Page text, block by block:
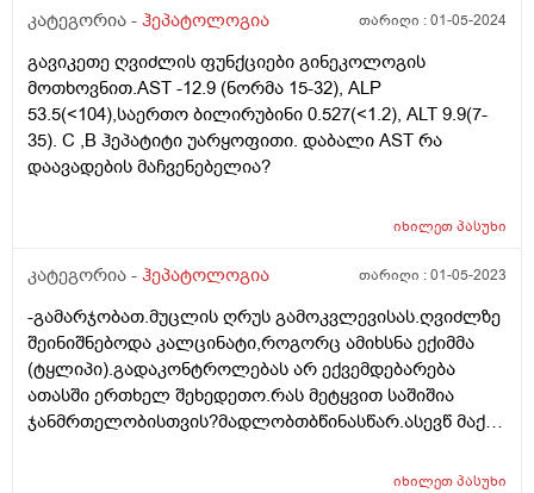
ფუნქციური სინჯები alt 17.5 - n 10-40. alp 58 n <129. ast
სისხლის საერთო ანალიზშიც ყველაფერი წესრიგშია.
მხოლოდ ერითროციტებია ოდნავ დაბალი 4.48 n4.5-5.9
მარჯვენა ფერდქვეშა არეში, ხანდახან თითქოს
უსიამოვნო შეგრძნებასავით მაქვს... რომელიც
მენჯისკენ გადაეცამა თითქოს. რამდენად
დავასრულე კურსი, მქონდა გასტრიტი, და წყლულები).
კატეგორია - ჰეპატოლოგია თარიღი :01-05-2024
გავიკეთე ღვიძლის ფუნქციები გინეკოლოგის
მოთხოვნით.AST -12.9 (ნორმა 15-32), ALP
53.5(<104),საერთო ბილირუბინი 0.527(<1.2), ALT 9.9(7-
35). C ,B ჰეპატიტი უარყოფითი. დაბალი AST რა
დაავადების მაჩვენებელია?
იხილეთპასუხი
კატეგორია - ჰეპატოლოგია თარიღი :01-05-2023
-გამარჯობათ.მუცლის ღრუს გამოკვლევისას.ღვიძლზე
შეინიშნებოდა კალცინატი,როგორც ამიხსნა ექიმმა
(ტყლიპი).გადაკონტროლებას არ ექვემდებარება
ათასში ერთხელ შეხედეთო.რას მეტყვით საშიშია
ჯანმრთელობისთვის?მადლობთბწინასწარ.ასევწ მაქვს
ღვიძლი(სტეანოზი)არცწეველი ვარ და არციხილეთპასუხი